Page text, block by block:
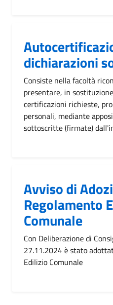
dichiarazioni
Consiste nella facoltà
presentare, in
certificazioni richieste,
personali, mediante
sottoscritte (firmate)
Avviso di
Regolamento
Comunale
Con Deliberazione di
27.11.2024 è stato
Edilizio Comunale